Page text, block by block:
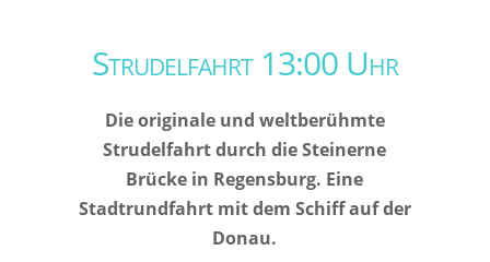
Strudelfahrt 13:00 Uhr
Die originale und weltberühmte
Strudelfahrt durch die Steinerne
Brücke in Regensburg. Eine
Stadtrundfahrt mit dem Schiff auf der
Donau.